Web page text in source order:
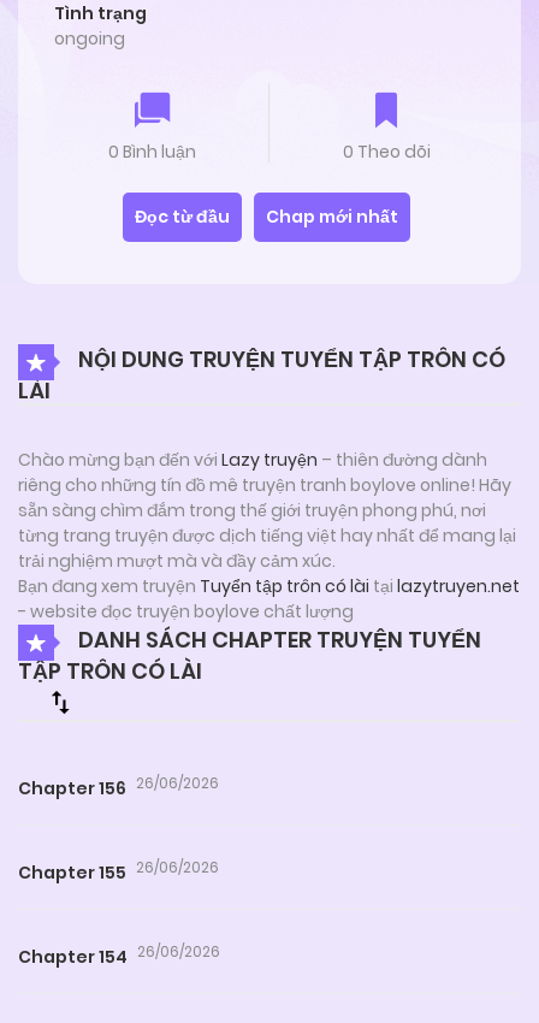
Tình trạng
ongoing
0 Bình luận 0 Theo dõi
Đọc từ đầu Chap mới nhất
NỘI DUNG TRUYỆN TUYỂN TẬP TRÔN CÓ
LÀI
Chào mừng bạn đến với Lazy truyện – thiên đường dành
riêng cho những tín đồ mê truyện tranh boylove online! Hãy
sẵn sàng chìm đắm trong thế giới truyện phong phú, nơi
từng trang truyện được dịch tiếng việt hay nhất để mang lại
trải nghiệm mượt mà và đầy cảm xúc.
Bạn đang xem truyện Tuyển tập trôn có lài tại lazytruyen.net
- website đọc truyện boylove chất lượng
DANH SÁCH CHAPTER TRUYỆN TUYỂN
TẬP TRÔN CÓ LÀI
Chapter 156 26/06/2026
Chapter 155 26/06/2026
Chapter 154 26/06/2026